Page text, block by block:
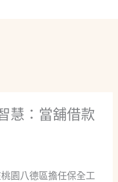
慧：當舖借款
園八德區擔任保全工